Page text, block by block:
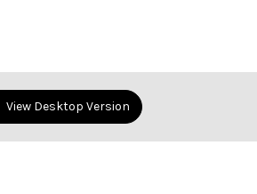
View Desktop Version